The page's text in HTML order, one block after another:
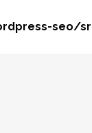
seo/